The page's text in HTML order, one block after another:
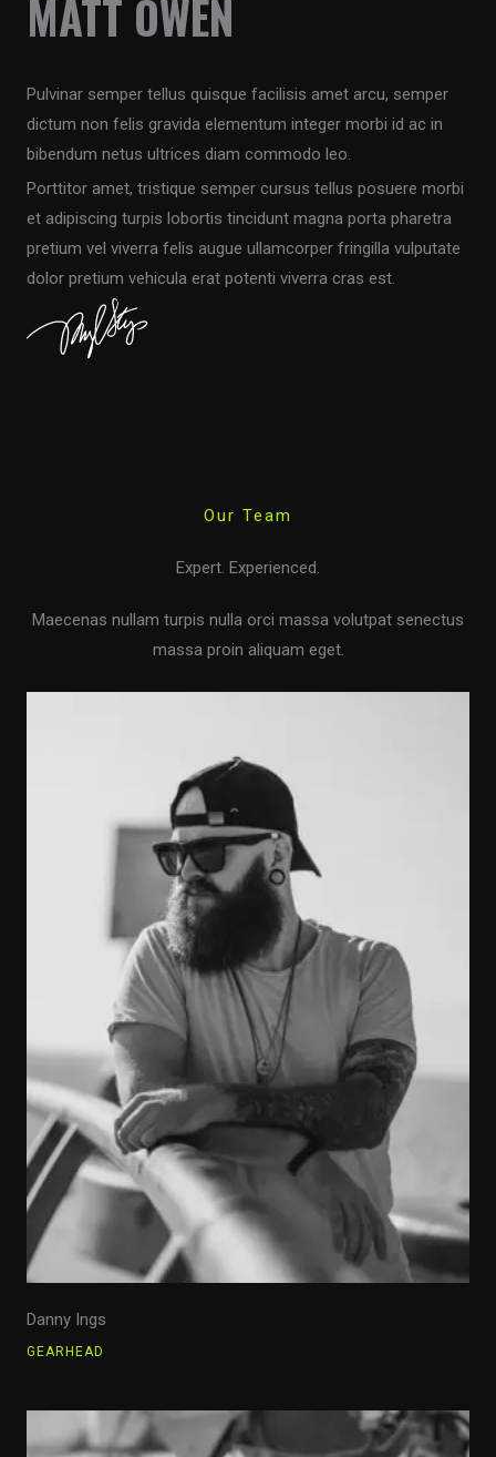
MATT OWEN
Pulvinar semper tellus quisque facilisis amet arcu, semper
dictum non felis gravida elementum integer morbi id ac in
bibendum netus ultrices diam commodo leo.
Porttitor amet, tristique semper cursus tellus posuere morbi
et adipiscing turpis lobortis tincidunt magna porta pharetra
pretium vel viverra felis augue ullamcorper fringilla vulputate
dolor pretium vehicula erat potenti viverra cras est.
Our Team
Expert. Experienced.
Maecenas nullam turpis nulla orci massa volutpat senectus
massa proin aliquam eget.
Danny Ings
GEARHEAD